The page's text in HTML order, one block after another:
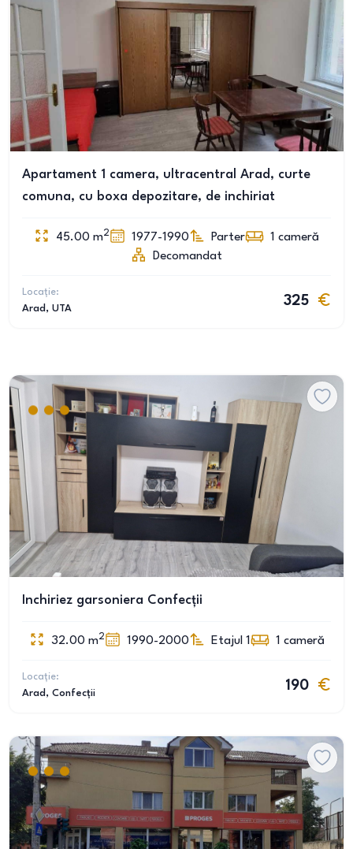
Apartament 1 camera, ultracentral Arad, curte
comuna, cu boxa depozitare, de inchiriat
45.00 m2 1977-1990 Parter 1 cameră
Decomandat
Locație:
Arad , UTA
325
Inchiriez garsoniera Confecții
32.00 m2 1990-2000 Etajul 1 1 cameră
Locație:
Arad , Confecții
190